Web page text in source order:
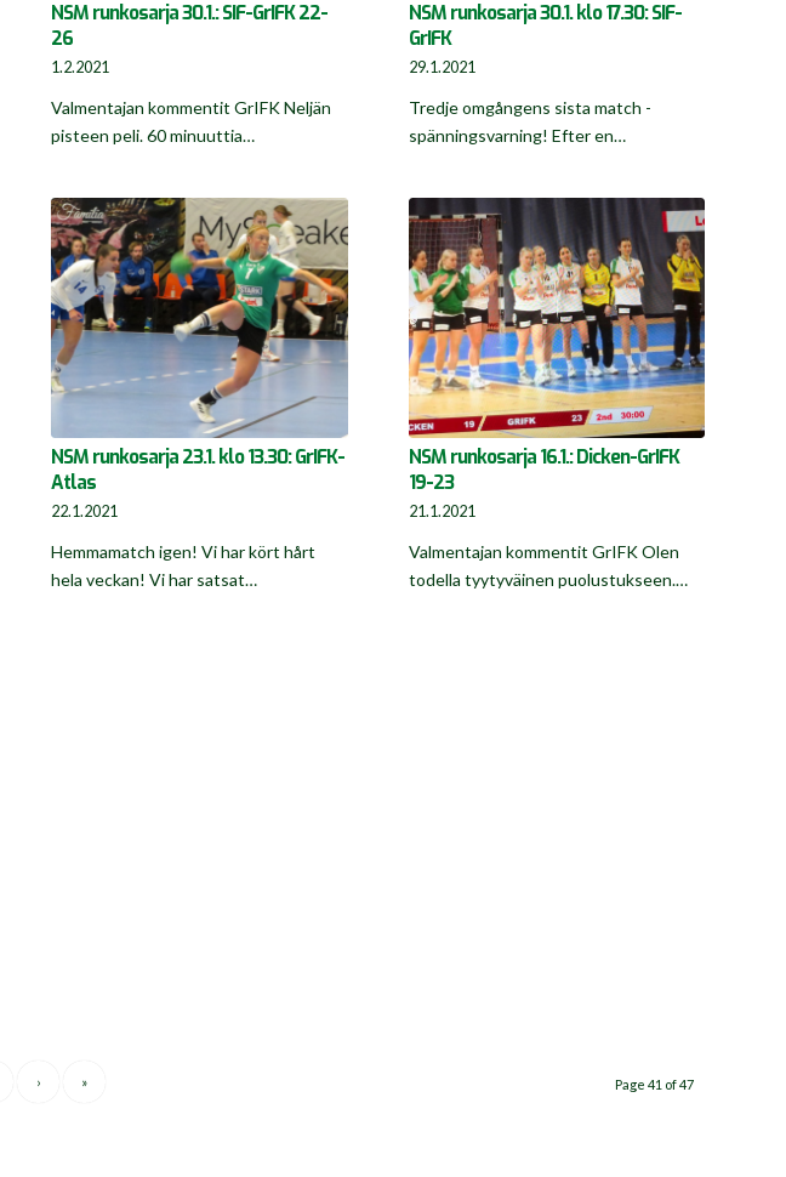
NSM runkosarja 30.1.: SIF-GrIFK 22-
26
1.2.2021
Valmentajan kommentit GrIFK Neljän
pisteen peli. 60 minuuttia…
NSM runkosarja 30.1. klo 17.30: SIF-
GrIFK
29.1.2021
Tredje omgångens sista match -
spänningsvarning! Efter en…
NSM runkosarja 23.1. klo 13.30: GrIFK-
Atlas
22.1.2021
Hemmamatch igen! Vi har kört hårt
hela veckan! Vi har satsat…
NSM runkosarja 16.1.: Dicken-GrIFK
19-23
21.1.2021
Valmentajan kommentit GrIFK Olen
todella tyytyväinen puolustukseen.…
Page 41 of 47
› »